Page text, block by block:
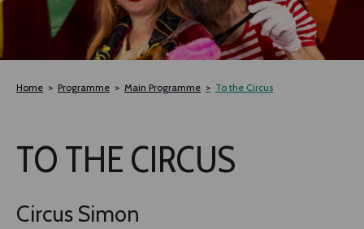
MAIN PROGRAMME
TLAB
NOCTURNAL HAPPENING
SEMINARS, MEETINGS AND MORE
Home Programme Main Programme To the Circus
TO THE CIRCUS
Circus Simon